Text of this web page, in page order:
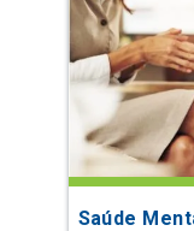
Saúde